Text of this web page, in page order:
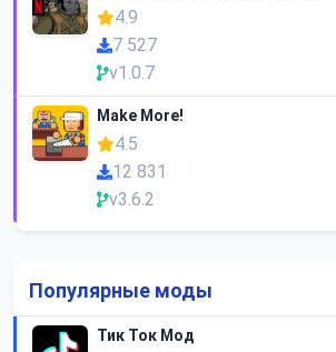
4.9
7 527
v1.0.7
Make More!
4.5
12 831
v3.6.2
Популярные моды
Тик Ток Мод